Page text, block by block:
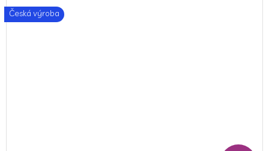
Česká výroba